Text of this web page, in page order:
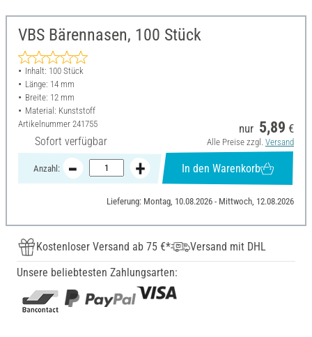
VBS Bärennasen, 100 Stück
Inhalt: 100 Stück
Länge: 14 mm
Breite: 12 mm
Material: Kunststoff
Artikelnummer 241755
Sofort verfügbar
nur 5,89 €
Alle Preise zzgl. Versand
Anzahl: In den Warenkorb
Lieferung: Montag, 10.08.2026 - Mittwoch, 12.08.2026
Kostenloser Versand ab 75 €*
Versand mit DHL
Unsere beliebtesten Zahlungsarten: